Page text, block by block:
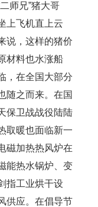
师兄”猪大哥
上飞机直上云
说，这样的猪价
材料也水涨船
，在全国大部分
随之而来。在国
保卫战战役陆陆
取暖也面临新一
磁加热热风炉在
能热水锅炉、变
指工业烘干设
供应。在倡导节